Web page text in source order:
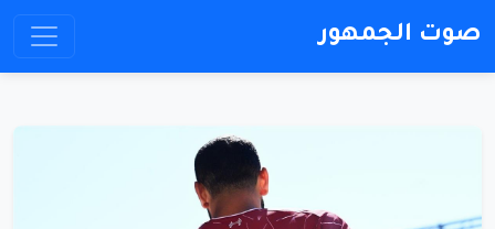
صوت الجمهور